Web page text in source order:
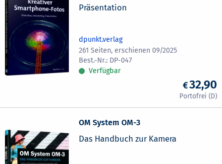
Präsentation
dpunkt.verlag
261 Seiten, erschienen 09/2025
DP-047
Verfügbar
32,90
OM System OM-3
Das Handbuch zur Kamera